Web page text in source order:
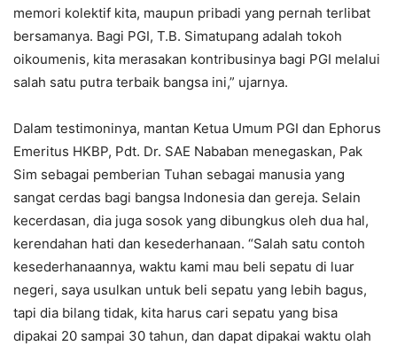
memori kolektif kita, maupun pribadi yang pernah terlibat
bersamanya. Bagi PGI, T.B. Simatupang adalah tokoh
oikoumenis, kita merasakan kontribusinya bagi PGI melalui
salah satu putra terbaik bangsa ini,” ujarnya.
Dalam testimoninya, mantan Ketua Umum PGI dan Ephorus
Emeritus HKBP, Pdt. Dr. SAE Nababan menegaskan, Pak
Sim sebagai pemberian Tuhan sebagai manusia yang
sangat cerdas bagi bangsa Indonesia dan gereja. Selain
kecerdasan, dia juga sosok yang dibungkus oleh dua hal,
kerendahan hati dan kesederhanaan. “Salah satu contoh
kesederhanaannya, waktu kami mau beli sepatu di luar
negeri, saya usulkan untuk beli sepatu yang lebih bagus,
tapi dia bilang tidak, kita harus cari sepatu yang bisa
dipakai 20 sampai 30 tahun, dan dapat dipakai waktu olah